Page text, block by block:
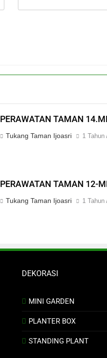
PERAWATAN TAMAN
Tukang Taman Ijoasri 1 Tahun
PERAWATAN TAMAN 12-
Tukang Taman Ijoasri 1 Tahun
DEKORASI
MINI GARDEN
PLANTER BOX
STANDING PLANT